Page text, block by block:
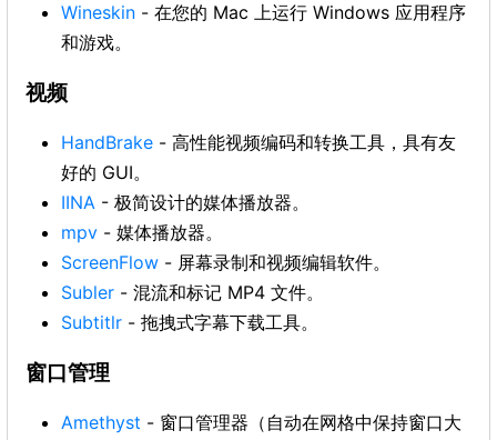
Wineskin - 在您的 Mac 上运行 Windows 应用程序
和游戏。
视频
HandBrake - 高性能视频编码和转换工具，具有友
好的 GUI。
IINA - 极简设计的媒体播放器。
mpv - 媒体播放器。
ScreenFlow - 屏幕录制和视频编辑软件。
Subler - 混流和标记 MP4 文件。
Subtitlr - 拖拽式字幕下载工具。
窗口管理
Amethyst - 窗口管理器（自动在网格中保持窗口大